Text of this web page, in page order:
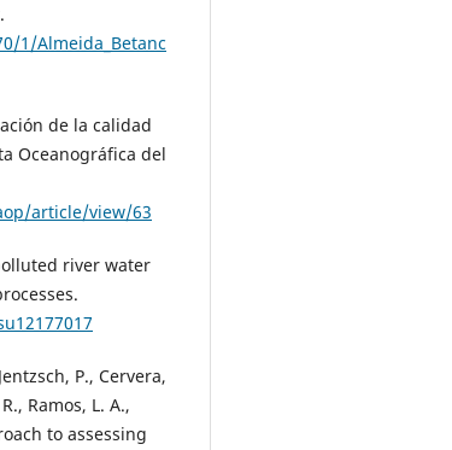
1/Almeida_Betanc
de la calidad
Oceanográfica del
article/view/63
river water
P., Cervera,
Ramos, L. A.,
to assessing